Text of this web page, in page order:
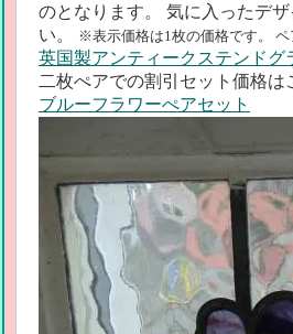
のとなります。 気に入ったデ
い。
※表示価格は1枚の価格です。
英国製アンティークステンド
二枚ぺアでの割引セット価格は
ブルーフラワーぺアセット